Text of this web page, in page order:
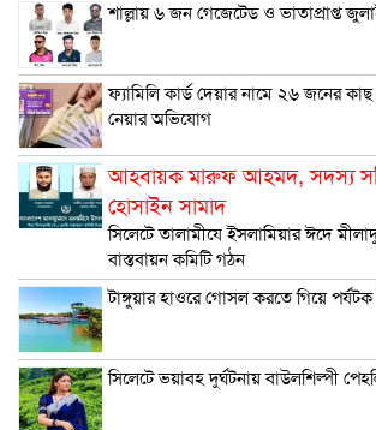
শাল্লায় ৬ জন গেজেটেড ও ভাতাপ্রাপ্ত
ফ্যামিলি কার্ড দেয়ার নামে ২৬ জনের
নেয়ার অভিযোগ
আহবায়ক মারুফ আহমদ, সদস্য
হোসাইন সামাদ
সিলেটে তালামীযে ইসলামিয়ার ঈদে
বাস্তবায়ন কমিটি গঠন
টাঙ্গুয়ার হাওরে গোসল করতে গিয়ে
সিলেটে ভয়াবহ দুর্ঘটনায় বাউলশিল্পী